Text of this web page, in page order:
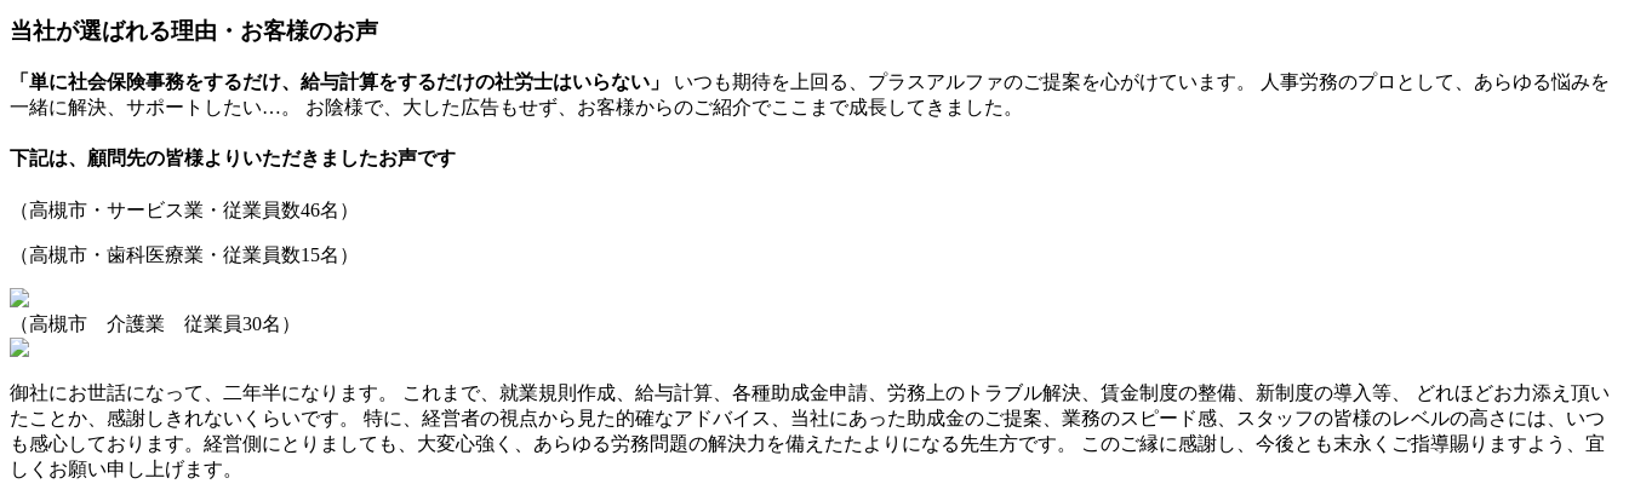
当社が選ばれる理由・お客様のお声
「単に社会保険事務をするだけ、給与計算をするだけの社労士はいらない」
いつも期待を上回る、プラスアルファのご提案を心がけています。 人事労務のプロとして、あらゆる悩みを
一緒に解決、サポートしたい…。 お陰様で、大した広告もせず、お客様からのご紹介でここまで成長してきました。
下記は、顧問先の皆様よりいただきましたお声です
（高槻市・サービス業・従業員数46名）
（高槻市・歯科医療業・従業員数15名）
（高槻市 介護業 従業員30名）
御社にお世話になって、二年半になります。 これまで、就業規則作成、給与計算、各種助成金申請、労務上のトラブル解決、賃金制度の整備、新制度の導入等、 どれほどお力添え頂い
たことか、感謝しきれないくらいです。 特に、経営者の視点から見た的確なアドバイス、当社にあった助成金のご提案、業務のスピード感、スタッフの皆様のレベルの高さには、いつ
も感心しております。経営側にとりましても、大変心強く、あらゆる労務問題の解決力を備えたたよりになる先生方です。 このご縁に感謝し、今後とも末永くご指導賜りますよう、宜
しくお願い申し上げます。